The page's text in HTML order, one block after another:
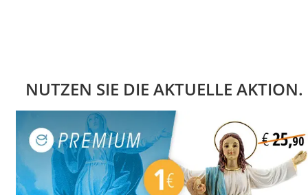
NUTZEN SIE DIE AKTUELLE AKTION.